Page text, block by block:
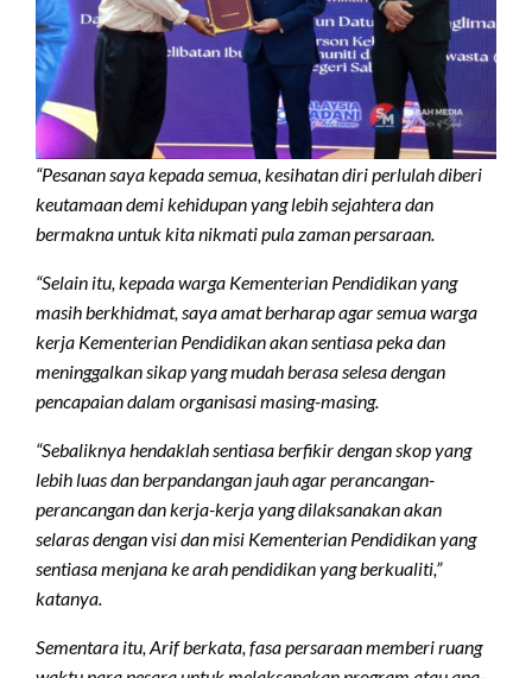
“Pesanan saya kepada semua, kesihatan diri perlulah diberi
keutamaan demi kehidupan yang lebih sejahtera dan
bermakna untuk kita nikmati pula zaman persaraan.
“Selain itu, kepada warga Kementerian Pendidikan yang
masih berkhidmat, saya amat berharap agar semua warga
kerja Kementerian Pendidikan akan sentiasa peka dan
meninggalkan sikap yang mudah berasa selesa dengan
pencapaian dalam organisasi masing-masing.
“Sebaliknya hendaklah sentiasa berfikir dengan skop yang
lebih luas dan berpandangan jauh agar perancangan-
perancangan dan kerja-kerja yang dilaksanakan akan
selaras dengan visi dan misi Kementerian Pendidikan yang
sentiasa menjana ke arah pendidikan yang berkualiti,”
katanya.
Sementara itu, Arif berkata, fasa persaraan memberi ruang